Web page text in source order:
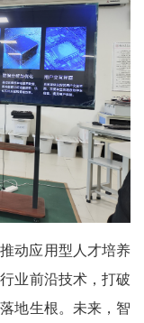
动应用型人才培养
业前沿技术，打破
地生根。未来，智